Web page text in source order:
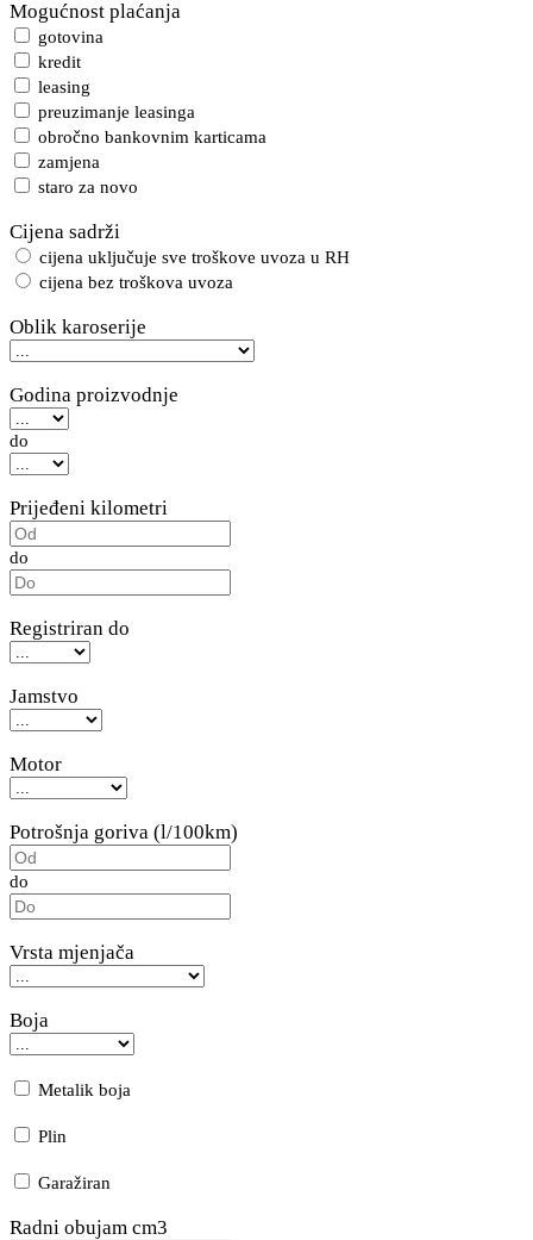
Mogućnost plaćanja
gotovina
kredit
leasing
preuzimanje leasinga
obročno bankovnim karticama
zamjena
staro za novo
Cijena sadrži
cijena uključuje sve troškove uvoza u RH
cijena bez troškova uvoza
Oblik karoserije
Godina proizvodnje
do
Prijeđeni kilometri
do
Registriran do
Jamstvo
Motor
Potrošnja goriva (l/100km)
do
Vrsta mjenjača
Boja
Metalik boja
Plin
Garažiran
Radni obujam cm3